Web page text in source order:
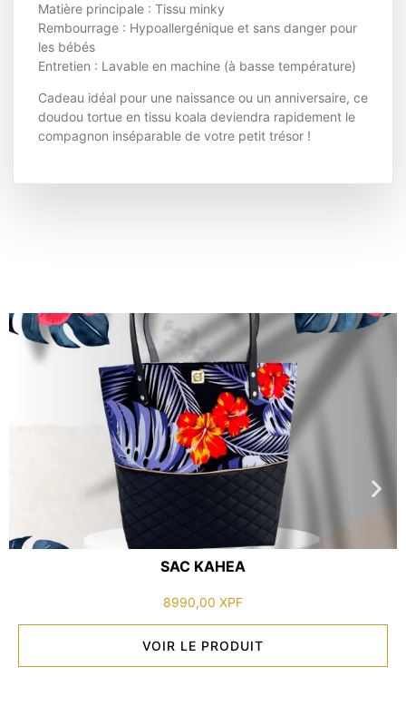
Matière principale : Tissu minky
Rembourrage : Hypoallergénique et sans danger pour
les bébés
Entretien : Lavable en machine (à basse température)
Cadeau idéal pour une naissance ou un anniversaire, ce
doudou tortue en tissu koala deviendra rapidement le
compagnon inséparable de votre petit trésor !
SAC KAHEA
8990,00 XPF
VOIR LE PRODUIT